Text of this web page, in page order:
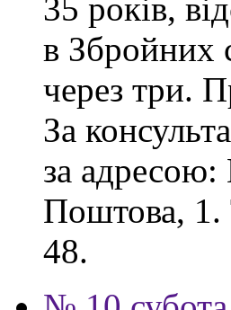
35 років,
в Збройних
через три.
За
за адресою:
Поштова, 1.
48.